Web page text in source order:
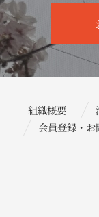
組織概要
会員登録・お